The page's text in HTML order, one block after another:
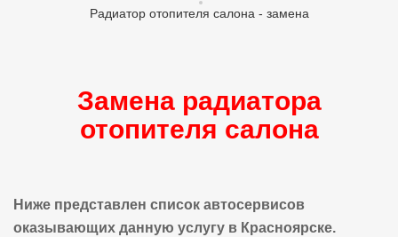
Радиатор отопителя салона - замена
Замена радиатора
отопителя салона
Ниже представлен список автосервисов
оказывающих данную услугу в Красноярске.